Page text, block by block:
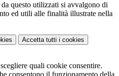
questo utilizzati si avvalgono di
ed utili alle finalità illustrate nella
Accetta tutti i cookies
quali cookie consentire.